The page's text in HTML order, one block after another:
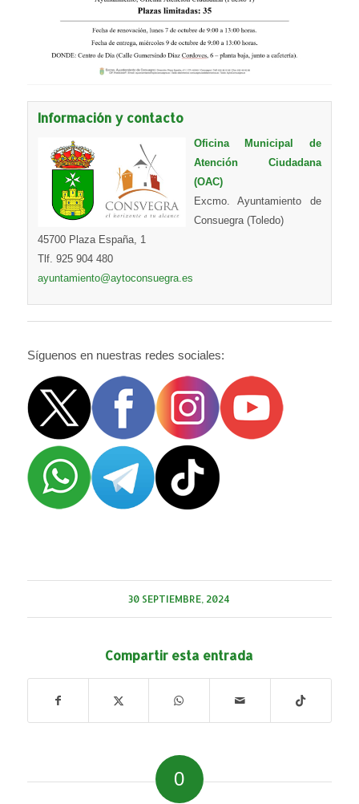
Información y contacto
Oficina Municipal de
Atención Ciudadana
(OAC)
Excmo. Ayuntamiento de
Consuegra (Toledo)
45700 Plaza España, 1
Tlf. 925 904 480
ayuntamiento@aytoconsuegra.es
Síguenos en nuestras redes sociales:
30 SEPTIEMBRE, 2024
Compartir esta entrada
0